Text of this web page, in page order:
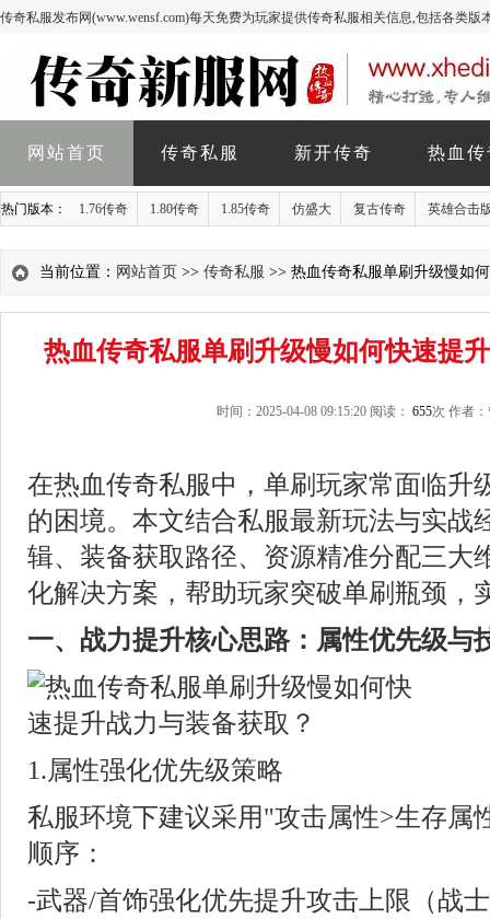
传奇私服发布网(www.wensf.com)每天免费为玩家提供传奇私服相关信息,包括各类
网站首页 传奇私服 新开传奇 热血
热门版本： 1.76传奇 1.80传奇 1.85传奇 仿盛大 复古传奇 英雄合击
当前位置： 网站首页 >> 传奇私服 >> 热血传奇私服单刷升级慢如
热血传奇私服单刷升级慢如何快速提
时间：2025-04-08 09:15:20 阅读： 655次 作者
在热血传奇私服中，单刷玩家常面临升
的困境。本文结合私服最新玩法与实战
辑、装备获取路径、资源精准分配三大
化解决方案，帮助玩家突破单刷瓶颈，
一、战力提升核心思路：属性优先级与
1.属性强化优先级策略
私服环境下建议采用"攻击属性>生存属
顺序：
-武器/首饰强化优先提升攻击上限（战